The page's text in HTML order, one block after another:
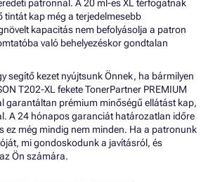
patronnal. A 20 ml-es XL térfogatnak
tintát kap még a terjedelmesebb
kapacitás nem befolyásolja a patron
való behelyezéskor gondtalan
segítő kezet nyújtsunk Önnek, ha bármilyen
T202-XL fekete TonerPartner PREMIUM
garantáltan prémium minőségű ellátást kap,
A 24 hónapos garanciát határozatlan időre
ez még mindig nem minden. Ha a patronunk
mi gondoskodunk a javításról, és
Ön számára.